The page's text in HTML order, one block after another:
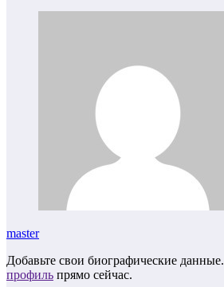
master
Добавьте свои биографические данные.
профиль прямо сейчас.